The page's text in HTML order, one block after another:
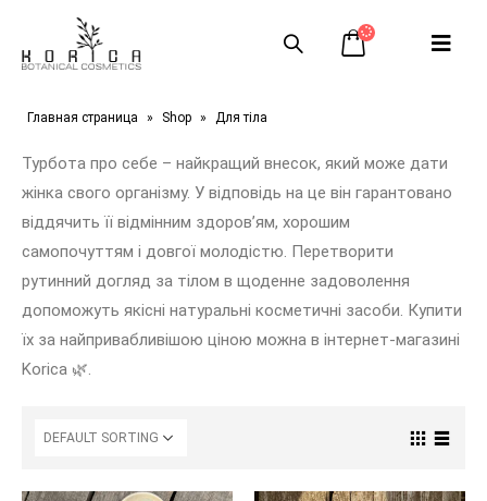
Главная страница » Shop » Для тіла
Турбота про себе – найкращий внесок, який може дати
жінка свого організму. У відповідь на це він гарантовано
віддячить її відмінним здоров’ям, хорошим
самопочуттям і довгої молодістю. Перетворити
рутинний догляд за тілом в щоденне задоволення
допоможуть якісні натуральні косметичні засоби. Купити
їх за найпривабливішою ціною можна в інтернет-магазині
Korica 🌿.